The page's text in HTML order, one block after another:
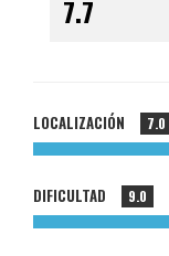
LOCALIZACIÓN 7.0
DIFICULTAD 9.0